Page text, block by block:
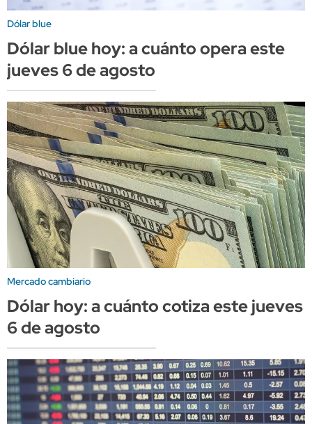
Dólar blue
Dólar blue hoy: a cuánto opera este
jueves 6 de agosto
Mercado cambiario
Dólar hoy: a cuánto cotiza este jueves
6 de agosto